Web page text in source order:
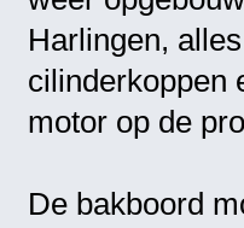
Harlingen,
cilinderkoppen
motor op de
De bakboord